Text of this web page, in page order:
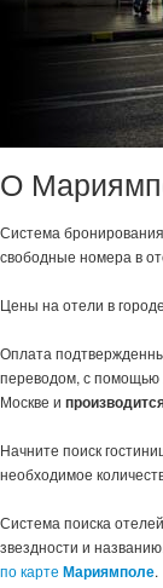
О
Система
свободные номера в
Цены на отели в городе
Оплата
переводом, с помощью
Москве и
Начните поиск
необходимое
Система поиска
звездности и
по карте Мариямполе.